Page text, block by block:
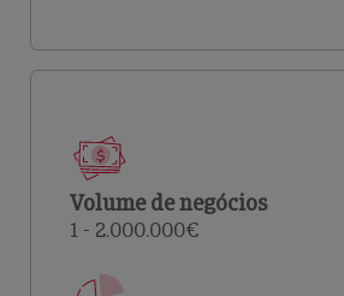
Volume de negócios
1 - 2.000.000€